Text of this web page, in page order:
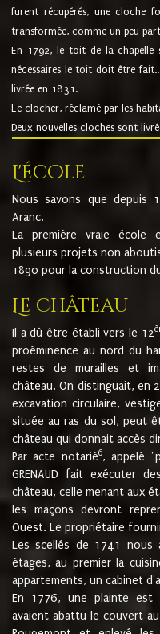
furent récupérés, une cloche
transformée, comme un peu
En 1792, le toit de la chapelle
nécessaires le toit doit être
livrée en 1831.
Le clocher, réclamé par les
Deux nouvelles cloches sont
L'école
Nous savons que depuis
Aranc.
La première vraie école
plusieurs projets non
1890 pour la construction
Le château
Il a dû être établi vers le 12
proéminence au nord du
restes de murailles et
château. On distinguait, en
excavation circulaire,
située au ras du sol, peut
château qui donnait accès
Par acte notarié6, appelé
GRENAUD fait exécuter
château, celle menant aux
les maçons devront
Ouest. Le propriétaire
Les scellés de 1741 nous
étages, au premier la
appartements, un cabinet
En 1776, une plainte est
avaient abattu le couvert